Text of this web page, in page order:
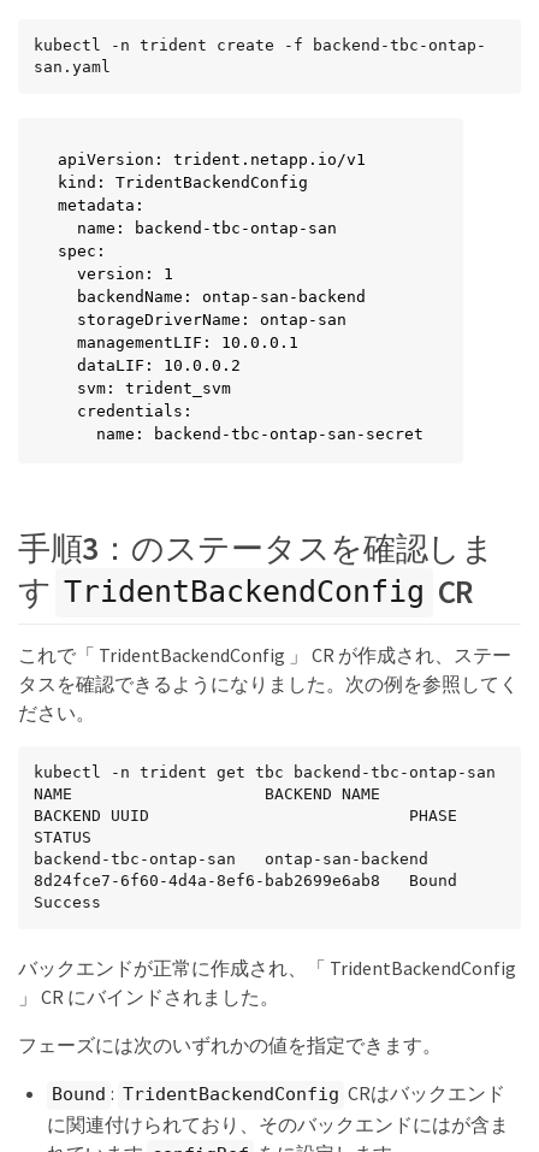
kubectl -n trident create -f backend-tbc-ontap-
san.yaml
apiVersion: trident.netapp.io/v1
kind: TridentBackendConfig
metadata:
  name: backend-tbc-ontap-san
spec:
  version: 1
  backendName: ontap-san-backend
  storageDriverName: ontap-san
  managementLIF: 10.0.0.1
  dataLIF: 10.0.0.2
  svm: trident_svm
  credentials:
    name: backend-tbc-ontap-san-secret
手順3：のステータスを確認しま
す TridentBackendConfig CR
これで「 TridentBackendConfig 」 CR が作成され、ステー
タスを確認できるようになりました。次の例を参照してく
ださい。
kubectl -n trident get tbc backend-tbc-ontap-san
NAME                    BACKEND NAME
BACKEND UUID                           PHASE
STATUS
backend-tbc-ontap-san   ontap-san-backend
8d24fce7-6f60-4d4a-8ef6-bab2699e6ab8   Bound
Success
バックエンドが正常に作成され、「 TridentBackendConfig
」 CR にバインドされました。
フェーズには次のいずれかの値を指定できます。
Bound : TridentBackendConfig CRはバックエンド
に関連付けられており、そのバックエンドにはが含ま